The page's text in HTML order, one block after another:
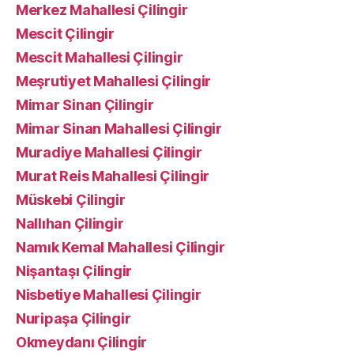
Merkez Mahallesi Çilingir
Mescit Çilingir
Mescit Mahallesi Çilingir
Meşrutiyet Mahallesi Çilingir
Mimar Sinan Çilingir
Mimar Sinan Mahallesi Çilingir
Muradiye Mahallesi Çilingir
Murat Reis Mahallesi Çilingir
Müskebi Çilingir
Nallıhan Çilingir
Namık Kemal Mahallesi Çilingir
Nişantaşı Çilingir
Nisbetiye Mahallesi Çilingir
Nuripaşa Çilingir
Okmeydanı Çilingir